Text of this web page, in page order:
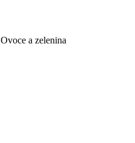
Ovoce a zelenina